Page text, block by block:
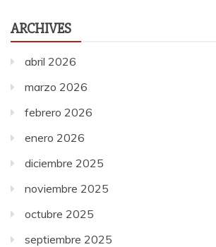
ARCHIVES
abril 2026
marzo 2026
febrero 2026
enero 2026
diciembre 2025
noviembre 2025
octubre 2025
septiembre 2025